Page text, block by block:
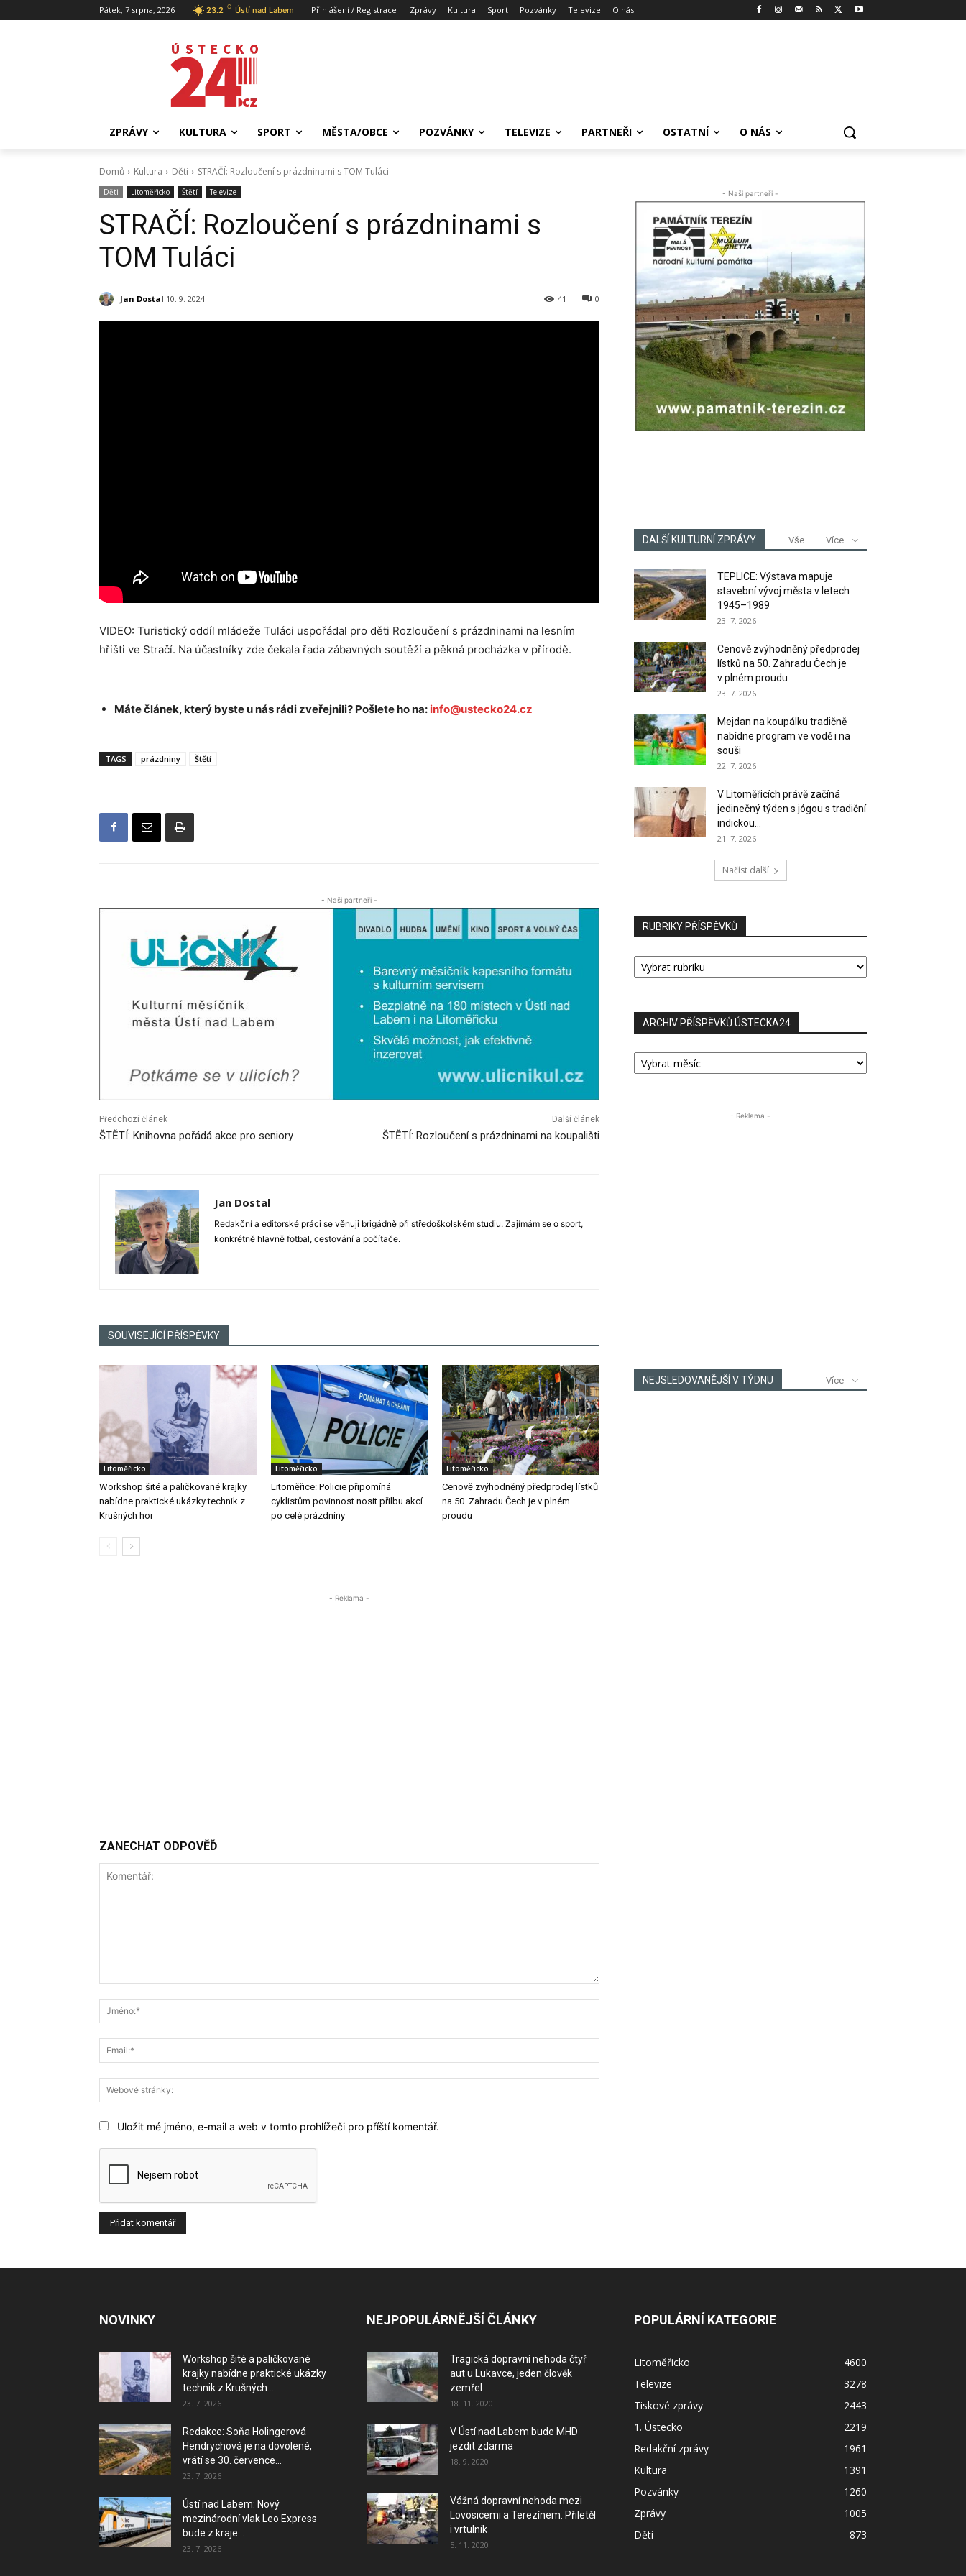
Pátek, 7 srpna, 2026 23.2 C Ústí nad Labem Přihlášení / Registrace Zprávy Kultura Sport Pozvánky Televize O nás
ZPRÁVY KULTURA SPORT MĚSTA/OBCE POZVÁNKY TELEVIZE PARTNEŘI OSTATNÍ O NÁS
Domů Kultura Děti STRAČÍ: Rozloučení s prázdninami s TOM Tuláci
Děti Litoměřicko Štětí Televize
STRAČÍ: Rozloučení s prázdninami s
TOM Tuláci
Jan Dostal 10. 9. 2024 0
41
VIDEO: Turistický oddíl mládeže Tuláci uspořádal pro děti Rozloučení s prázdninami na lesním
hřišti ve Stračí. Na účastníky zde čekala řada zábavných soutěží a pěkná procházka v přírodě.
Máte článek, který byste u nás rádi zveřejnili? Pošlete ho na: info@ustecko24.cz
TAGS prázdniny Štětí
- Naši partneři -
Předchozí článek
ŠTĚTÍ: Knihovna pořádá akce pro seniory
Další článek
ŠTĚTÍ: Rozloučení s prázdninami na koupališti
Jan Dostal
Redakční a editorské práci se věnuji brigádně při středoškolském studiu. Zajímám se o sport,
konkrétně hlavně fotbal, cestování a počítače.
SOUVISEJÍCÍ PŘÍSPĚVKY
Litoměřicko
Workshop šité a paličkované krajky
nabídne praktické ukázky technik z
Krušných hor
Litoměřicko
Litoměřice: Policie připomíná
cyklistům povinnost nosit přilbu akcí
po celé prázdniny
Litoměřicko
Cenově zvýhodněný předprodej lístků
na 50. Zahradu Čech je v plném
proudu
- Reklama -
ZANECHAT ODPOVĚĎ
stránky:
Uložit mé jméno, e-mail a web v tomto prohlížeči pro příští komentář.
- Naši partneři -
DALŠÍ KULTURNÍ ZPRÁVY Vše Více
TEPLICE: Výstava mapuje
stavební vývoj města v letech
1945–1989
23. 7. 2026
Cenově zvýhodněný předprodej
lístků na 50. Zahradu Čech je
v plném proudu
23. 7. 2026
Mejdan na koupálku tradičně
nabídne program ve vodě i na
souši
22. 7. 2026
V Litoměřicích právě začíná
jedinečný týden s jógou s tradiční
indickou...
21. 7. 2026
Načíst další
RUBRIKY PŘÍSPĚVKŮ
RUBRIKY
PŘÍSPĚVKŮ
ARCHIV PŘÍSPĚVKŮ ÚSTECKA24
ARCHIV
PŘÍSPĚVKŮ
- Reklama -
NEJSLEDOVANĚJŠÍ V TÝDNU Více
NOVINKY
Workshop šité a paličkované
krajky nabídne praktické ukázky
technik z Krušných...
23. 7. 2026
Redakce: Soňa Holingerová
Hendrychová je na dovolené,
vrátí se 30. července...
23. 7. 2026
Ústí nad Labem: Nový
mezinárodní vlak Leo Express
bude z kraje...
23. 7. 2026
NEJPOPULÁRNĚJŠÍ ČLÁNKY
Tragická dopravní nehoda čtyř
aut u Lukavce, jeden člověk
zemřel
18. 11. 2020
V Ústí nad Labem bude MHD
jezdit zdarma
18. 9. 2020
Vážná dopravní nehoda mezi
Lovosicemi a Terezínem. Přiletěl
i vrtulník
5. 11. 2020
POPULÁRNÍ KATEGORIE
Litoměřicko
4600
Televize
3278
Tiskové zprávy
2443
1. Ústecko
2219
Redakční zprávy
1961
Kultura
1391
Pozvánky
1260
Zprávy
1005
Děti
873